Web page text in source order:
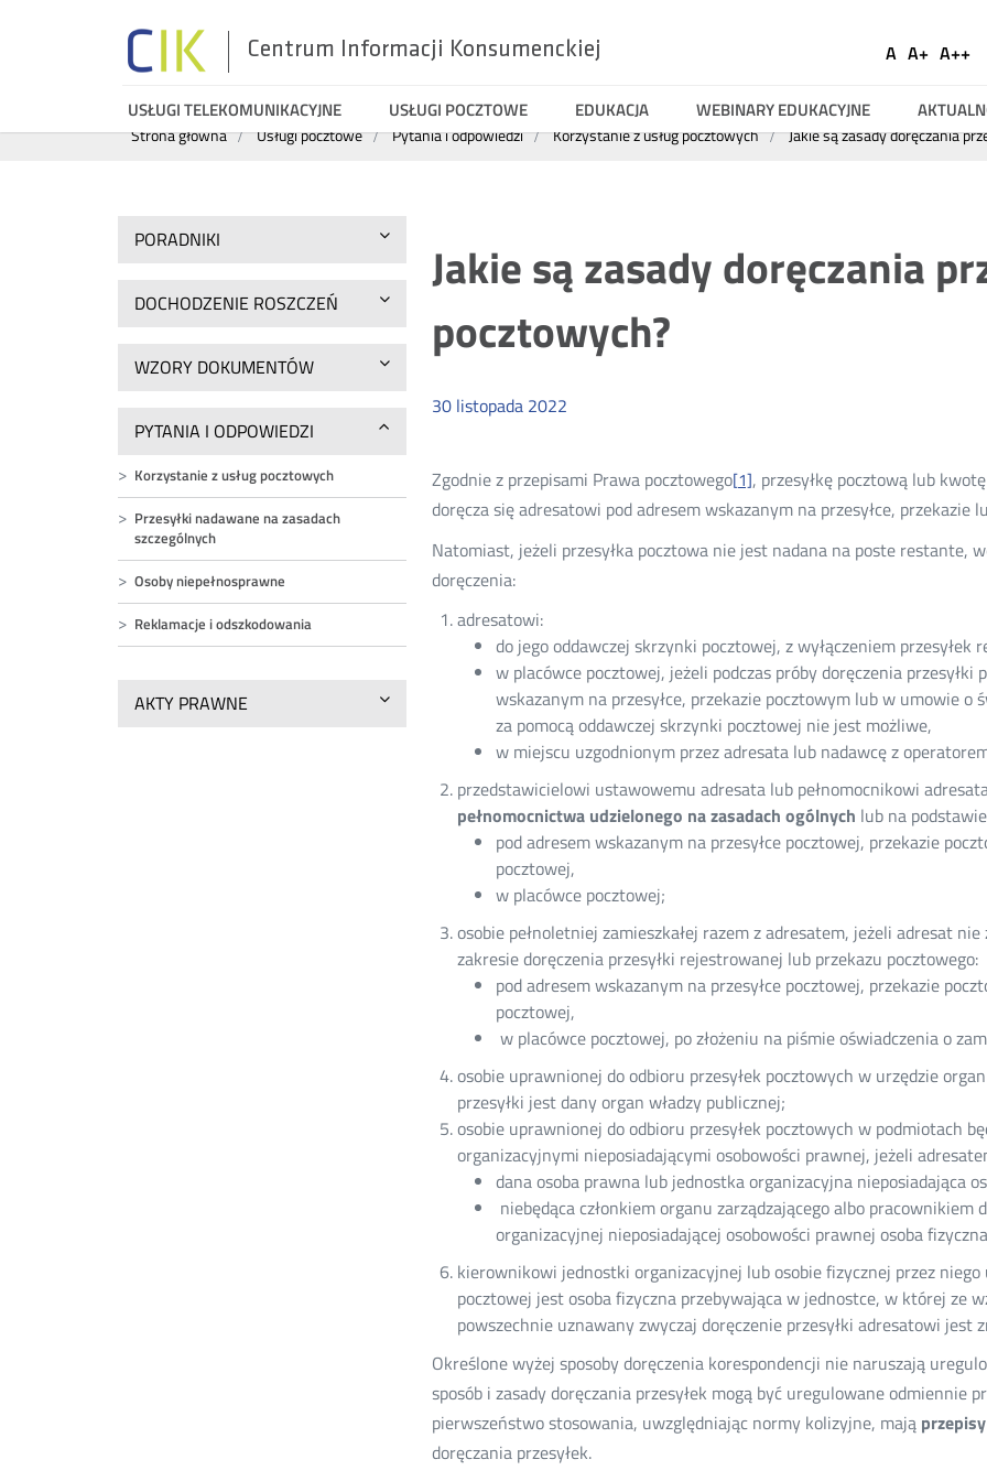
Centrum Informacji Konsumenckiej A A+ A++
Menu
USŁUGI TELEKOMUNIKACYJNE USŁUGI POCZTOWE EDUKACJA WEBINARY EDUKACYJNE
Wyszukiwarka
Strona główna Usługi pocztowe Pytania i odpowiedzi Korzystanie z usług pocztowych Jakie są zasady doręczania
PORADNIKI
DOCHODZENIE ROSZCZEŃ
WZORY DOKUMENTÓW
PYTANIA I ODPOWIEDZI
Korzystanie z usług pocztowych
Przesyłki nadawane na zasadach
szczególnych
Osoby niepełnosprawne
Reklamacje i odszkodowania
AKTY PRAWNE
Jakie są zasady doręczania
pocztowych?
30 listopada 2022
Zgodnie z przepisami Prawa pocztowego[1], przesyłkę pocztową lub
doręcza się adresatowi pod adresem wskazanym na przesyłce, przekazie
Natomiast, jeżeli przesyłka pocztowa nie jest nadana na poste restante,
doręczenia:
adresatowi:
do jego oddawczej skrzynki pocztowej, z wyłączeniem przesyłek
w placówce pocztowej, jeżeli podczas próby doręczenia przesyłki
wskazanym na przesyłce, przekazie pocztowym lub w umowie o
za pomocą oddawczej skrzynki pocztowej nie jest możliwe,
w miejscu uzgodnionym przez adresata lub nadawcę z
przedstawicielowi ustawowemu adresata lub pełnomocnikowi
pełnomocnictwa udzielonego na zasadach ogólnych lub na
pod adresem wskazanym na przesyłce pocztowej, przekazie
pocztowej,
w placówce pocztowej;
osobie pełnoletniej zamieszkałej razem z adresatem, jeżeli adresat
zakresie doręczenia przesyłki rejestrowanej lub przekazu pocztowego:
pod adresem wskazanym na przesyłce pocztowej, przekazie
pocztowej,
w placówce pocztowej, po złożeniu na piśmie oświadczenia o
osobie uprawnionej do odbioru przesyłek pocztowych w urzędzie
przesyłki jest dany organ władzy publicznej;
osobie uprawnionej do odbioru przesyłek pocztowych w podmiotach
organizacyjnymi nieposiadającymi osobowości prawnej, jeżeli
dana osoba prawna lub jednostka organizacyjna nieposiadająca
niebędąca członkiem organu zarządzającego albo
organizacyjnej nieposiadającej osobowości prawnej osoba
kierownikowi jednostki organizacyjnej lub osobie fizycznej przez
pocztowej jest osoba fizyczna przebywająca w jednostce, w której ze
powszechnie uznawany zwyczaj doręczenie przesyłki adresatowi
Określone wyżej sposoby doręczenia korespondencji nie naruszają
sposób i zasady doręczania przesyłek mogą być uregulowane
pierwszeństwo stosowania, uwzględniając normy kolizyjne, mają
doręczania przesyłek.